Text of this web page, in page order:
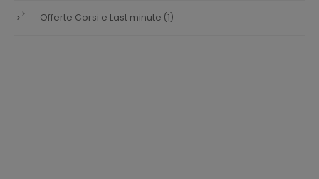
Offerte Corsi e Last minute (1)